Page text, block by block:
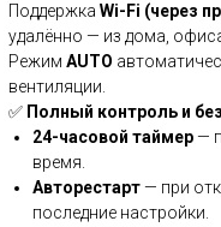
Поддержка Wi-Fi (через
удалённо — из дома,
Режим AUTO
вентиляции.
✅ Полный контроль и
24-часовой таймер—
время.
Авторестарт— при
последние настройки.